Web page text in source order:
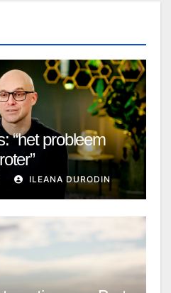
“het probleem
ILEANA DURODIN